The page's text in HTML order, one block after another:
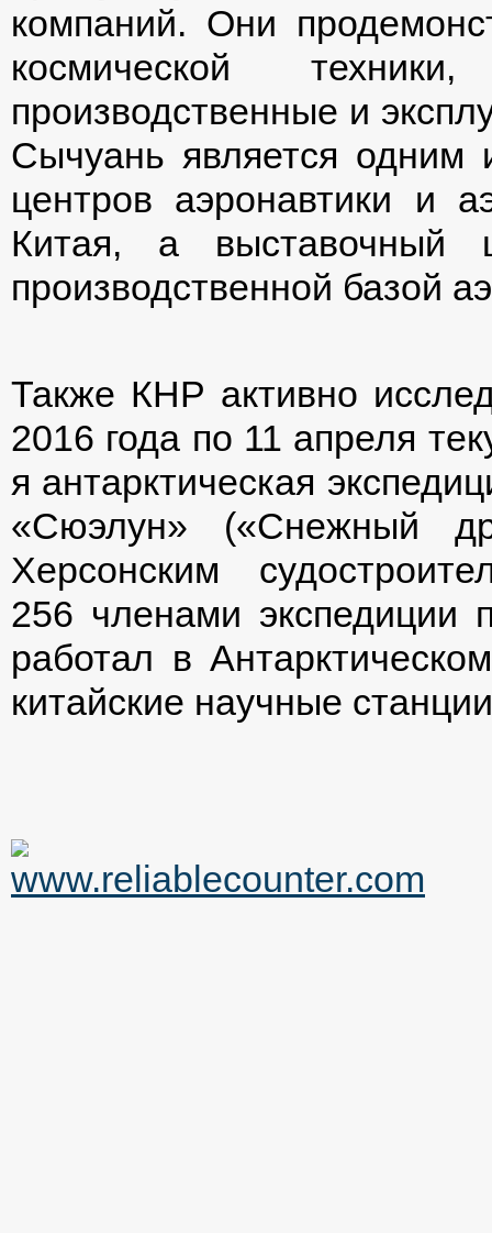
компаний. Они
космической
производственные и
Сычуань является
центров аэронавтики и
Китая, а
производственной базой
Также КНР активно
2016 года по 11 апреля
я антарктическая
«Сюэлун» («Снежный
Херсонским
256 членами экспедиции
работал в
китайские научные